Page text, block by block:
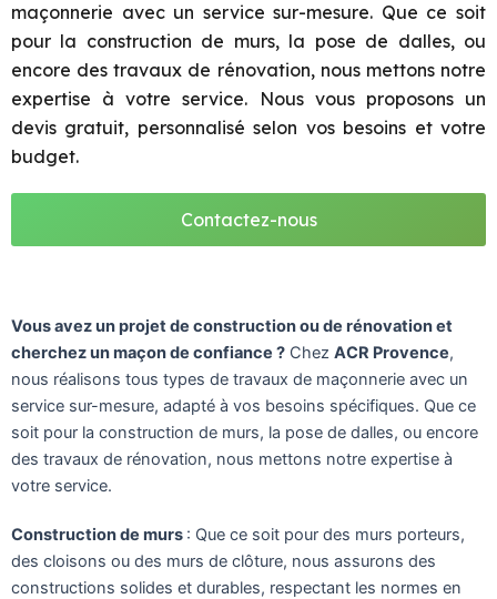
maçonnerie avec un service sur-mesure. Que ce soit
pour la construction de murs, la pose de dalles, ou
encore des travaux de rénovation, nous mettons notre
expertise à votre service. Nous vous proposons un
devis gratuit, personnalisé selon vos besoins et votre
budget.
Contactez-nous
Vous avez un projet de construction ou de rénovation et
cherchez un maçon de confiance ? Chez ACR Provence,
nous réalisons tous types de travaux de maçonnerie avec un
service sur-mesure, adapté à vos besoins spécifiques. Que ce
soit pour la construction de murs, la pose de dalles, ou encore
des travaux de rénovation, nous mettons notre expertise à
votre service.
Construction de murs : Que ce soit pour des murs porteurs,
des cloisons ou des murs de clôture, nous assurons des
constructions solides et durables, respectant les normes en